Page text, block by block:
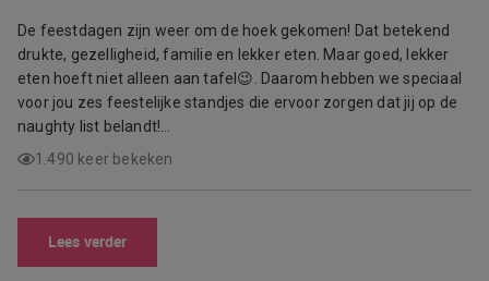
De feestdagen zijn weer om de hoek gekomen! Dat betekend
drukte, gezelligheid, familie en lekker eten. Maar goed, lekker
eten hoeft niet alleen aan tafel😉. Daarom hebben we speciaal
voor jou zes feestelijke standjes die ervoor zorgen dat jij op de
naughty list belandt!…
1.490 keer bekeken
Lees verder